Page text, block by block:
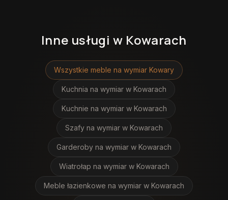
Inne usługiw Kowarach
Wszystkie meble na wymiar Kowary
Kuchnia na wymiar w Kowarach
Kuchnie na wymiar w Kowarach
Szafy na wymiar w Kowarach
Garderoby na wymiar w Kowarach
Wiatrołap na wymiar w Kowarach
Meble łazienkowe na wymiar w Kowarach